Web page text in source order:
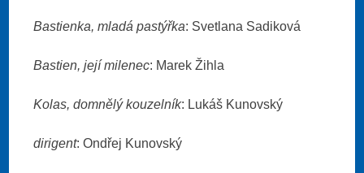
Bastienka, mladá pastýřka: Svetlana Sadiková
Bastien, její milenec: Marek Žihla
Kolas, domnělý kouzelník: Lukáš Kunovský
dirigent: Ondřej Kunovský